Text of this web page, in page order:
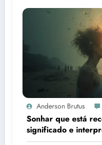
Anderson Brutus
Sonhar que está
significado e